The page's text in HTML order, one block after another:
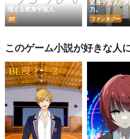
増える変身宇宙人
SF
変身宇宙人の
力。
ファンタジー
このゲーム小説が好きな人